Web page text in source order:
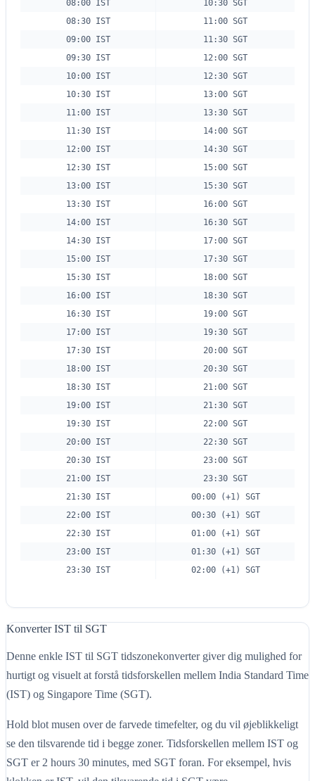
08:00 IST
10:30 SGT
08:30 IST
11:00 SGT
09:00 IST
11:30 SGT
09:30 IST
12:00 SGT
10:00 IST
12:30 SGT
10:30 IST
13:00 SGT
11:00 IST
13:30 SGT
11:30 IST
14:00 SGT
12:00 IST
14:30 SGT
12:30 IST
15:00 SGT
13:00 IST
15:30 SGT
13:30 IST
16:00 SGT
14:00 IST
16:30 SGT
14:30 IST
17:00 SGT
15:00 IST
17:30 SGT
15:30 IST
18:00 SGT
16:00 IST
18:30 SGT
16:30 IST
19:00 SGT
17:00 IST
19:30 SGT
17:30 IST
20:00 SGT
18:00 IST
20:30 SGT
18:30 IST
21:00 SGT
19:00 IST
21:30 SGT
19:30 IST
22:00 SGT
20:00 IST
22:30 SGT
20:30 IST
23:00 SGT
21:00 IST
23:30 SGT
21:30 IST
00:00 (+1) SGT
22:00 IST
00:30 (+1) SGT
22:30 IST
01:00 (+1) SGT
23:00 IST
01:30 (+1) SGT
23:30 IST
02:00 (+1) SGT
Konverter IST til SGT
Denne enkle IST til SGT tidszonekonverter giver dig mulighed for
hurtigt og visuelt at forstå tidsforskellen mellem India Standard Time
(IST) og Singapore Time (SGT).
Hold blot musen over de farvede timefelter, og du vil øjeblikkeligt
se den tilsvarende tid i begge zoner. Tidsforskellen mellem IST og
SGT er 2 hours 30 minutes, med SGT foran. For eksempel, hvis